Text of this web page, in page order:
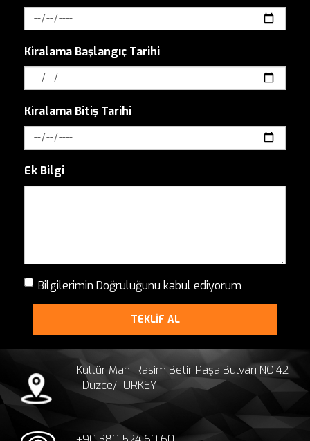
Kiralama Başlangıç Tarihi
Kiralama Bitiş Tarihi
Ek Bilgi
Bilgilerimin Doğruluğunu kabul ediyorum
TEKLİF AL
Kültür Mah. Rasim Betir Paşa Bulvarı NO:42
- Düzce/TURKEY